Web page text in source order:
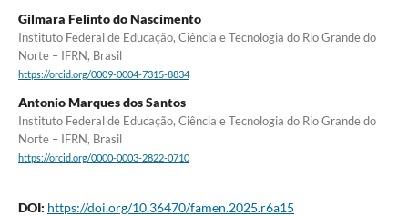
Gilmara Felinto do Nascimento
Instituto Federal de Educação, Ciência e Tecnologia do Rio Grande do
Norte – IFRN, Brasil
https://orcid.org/0009-0004-7315-8834
Antonio Marques dos Santos
Instituto Federal de Educação, Ciência e Tecnologia do Rio Grande do
Norte – IFRN, Brasil
https://orcid.org/0000-0003-2822-0710
DOI: https://doi.org/10.36470/famen.2025.r6a15